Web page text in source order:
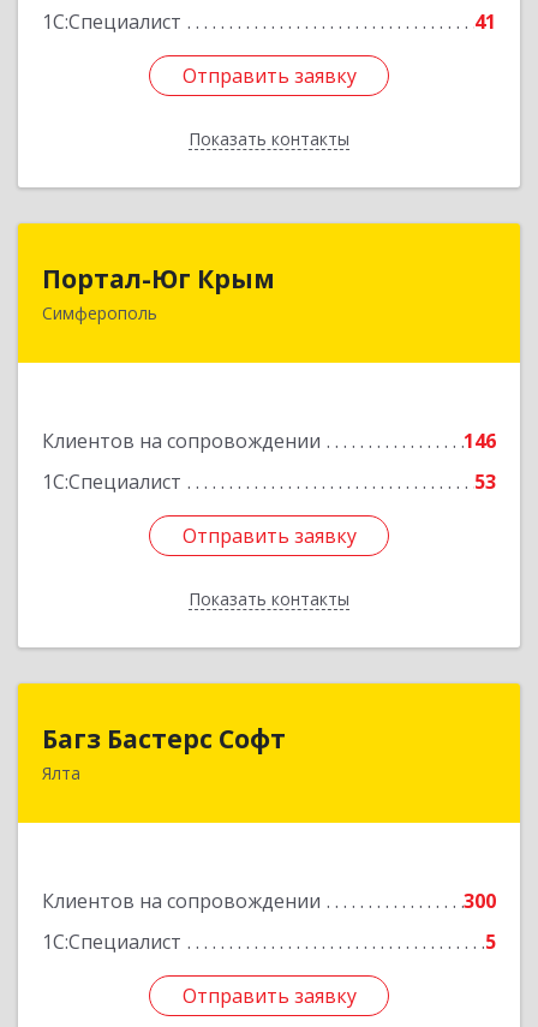
1С:Специалист
41
Отправить заявку
Показать контакты
Отправить заявку
Назад
Портал-Юг Крым
Симферополь
Клиентов на сопровождении
146
1С:Специалист
53
Отправить заявку
Показать контакты
295015, Крым Респ, Симферополь г, Козлова ул,
Отправить заявку
Назад
Багз Бастерс Софт
Ялта
Клиентов на сопровождении
300
1С:Специалист
5
Отправить заявку
Багз Бастерс Софт
298603, Крым Респ, Ялта г, Свердлова ул, дом №
Отправить заявку